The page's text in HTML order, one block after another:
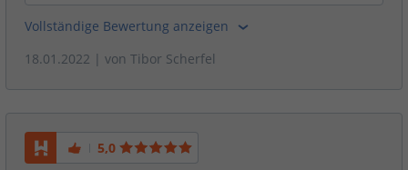
Vollständige Bewertung anzeigen
18.01.2022 | von Tibor Scherfel
5,0